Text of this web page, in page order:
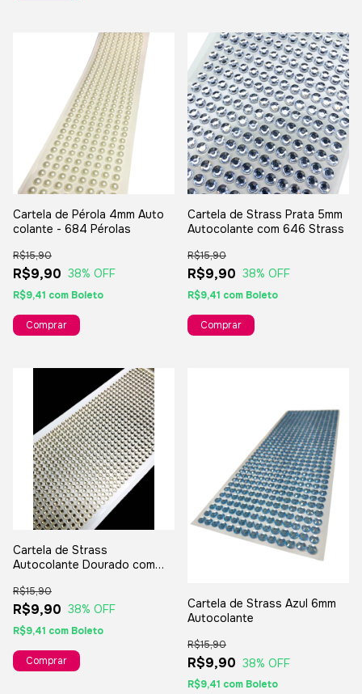
Cartela de Pérola 4mm Auto
colante - 684 Pérolas
R$9,90
R$15,90
38% OFF
R$9,41 com Boleto
Cartela de Strass Prata 5mm
Autocolante com 646 Strass
R$9,90
R$15,90
38% OFF
R$9,41 com Boleto
Cartela de Strass
Autocolante Dourado com
R$9,90
R$15,90
38% OFF
R$9,41 com Boleto
Cartela de Strass Azul 6mm
Autocolante
R$9,90
R$15,90
38% OFF
R$9,41 com Boleto